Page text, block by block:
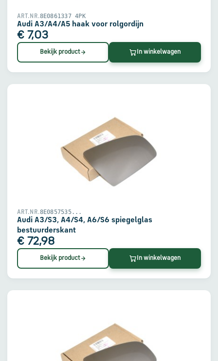
ART.NR.8E0861337 4PK
Audi A3/A4/A5 haak voor rolgordijn
€ 7,03
Bekijk product In winkelwagen
ART.NR.8E0857535...
Audi A3/S3, A4/S4, A6/S6 spiegelglas
bestuurderskant
€ 72,98
Bekijk product In winkelwagen